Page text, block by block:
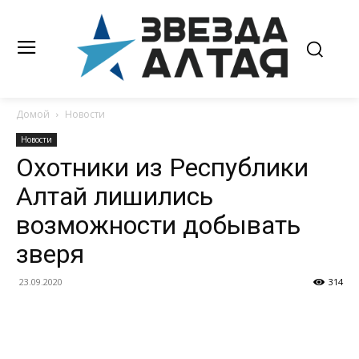
Домой Новости
Новости
Охотники из Республики
Алтай лишились
возможности добывать
зверя
23.09.2020 314